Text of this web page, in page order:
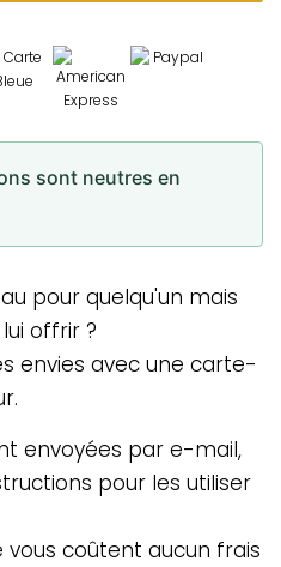
sont neutres en
pour quelqu'un mais
offrir ?
envies avec une carte-
envoyées par e-mail,
pour les utiliser
coûtent aucun frais